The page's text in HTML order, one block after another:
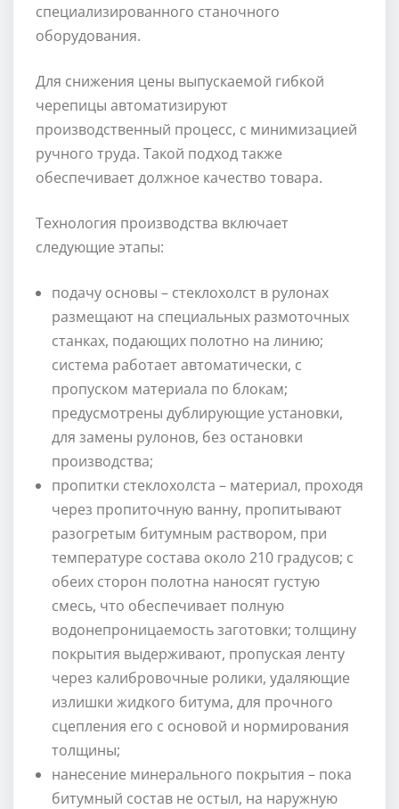
специализированного станочного
оборудования.
Для снижения цены выпускаемой гибкой
черепицы автоматизируют
производственный процесс, с минимизацией
ручного труда. Такой подход также
обеспечивает должное качество товара.
Технология производства включает
следующие этапы:
подачу основы – стеклохолст в рулонах
размещают на специальных размоточных
станках, подающих полотно на линию;
система работает автоматически, с
пропуском материала по блокам;
предусмотрены дублирующие установки,
для замены рулонов, без остановки
производства;
пропитки стеклохолста – материал, проходя
через пропиточную ванну, пропитывают
разогретым битумным раствором, при
температуре состава около 210 градусов; с
обеих сторон полотна наносят густую
смесь, что обеспечивает полную
водонепроницаемость заготовки; толщину
покрытия выдерживают, пропуская ленту
через калибровочные ролики, удаляющие
излишки жидкого битума, для прочного
сцепления его с основой и нормирования
толщины;
нанесение минерального покрытия – пока
битумный состав не остыл, на наружную